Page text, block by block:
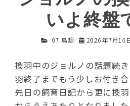
いよ終盤
07 鳥類 2026年7月10
換羽中のジョルノの話題続
羽終了までもう少しお付き
先日の飼育日記から更に換